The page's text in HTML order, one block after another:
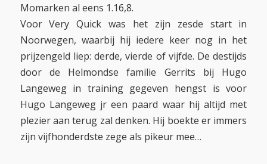
Momarken al eens 1.16,8.
Voor Very Quick was het zijn zesde start in
Noorwegen, waarbij hij iedere keer nog in het
prijzengeld liep: derde, vierde of vijfde. De destijds
door de Helmondse familie Gerrits bij Hugo
Langeweg in training gegeven hengst is voor
Hugo Langeweg jr een paard waar hij altijd met
plezier aan terug zal denken. Hij boekte er immers
zijn vijfhonderdste zege als pikeur mee…